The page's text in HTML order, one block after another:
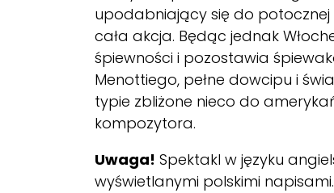
upodabniający się do potocznej
cała akcja. Będąc jednak
śpiewności i pozostawia
Menottiego, pełne dowcipu i
typie zbliżone nieco do
kompozytora.
Uwaga! Spektakl w języku
wyświetlanymi polskimi napisami.